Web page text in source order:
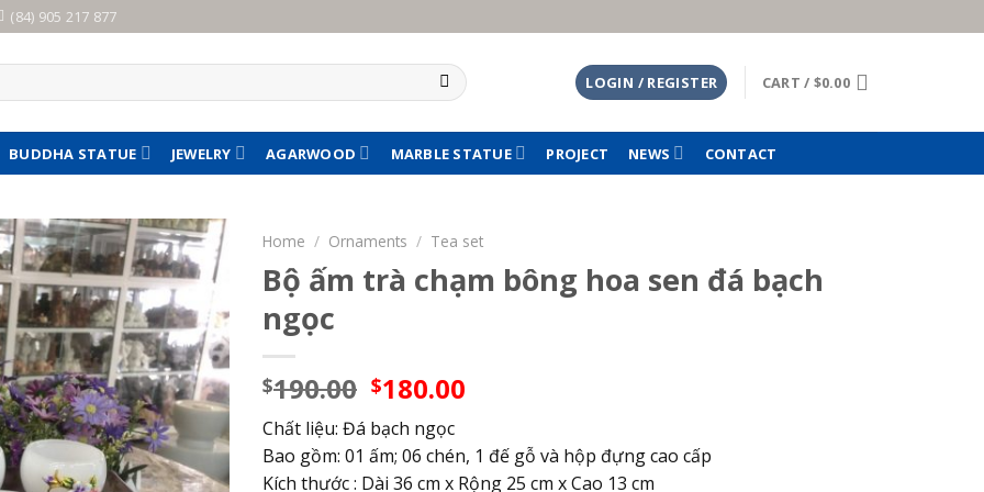
(84) 905 217 877
LOGIN / REGISTER CART / $0.00
BUDDHA STATUE JEWELRY AGARWOOD MARBLE STATUE PROJECT NEWS CONTACT
Home / Ornaments / Tea set
Bộ ấm trà chạm bông hoa sen đá bạch
ngọc
$190.00 Original
price
was:
$190.00.
$180.00
is:
$180.00.
Chất liệu: Đá bạch ngọc
Bao gồm: 01 ấm; 06 chén, 1 đế gỗ và hộp đựng cao cấp
Kích thước : Dài 36 cm x Rộng 25 cm x Cao 13 cm